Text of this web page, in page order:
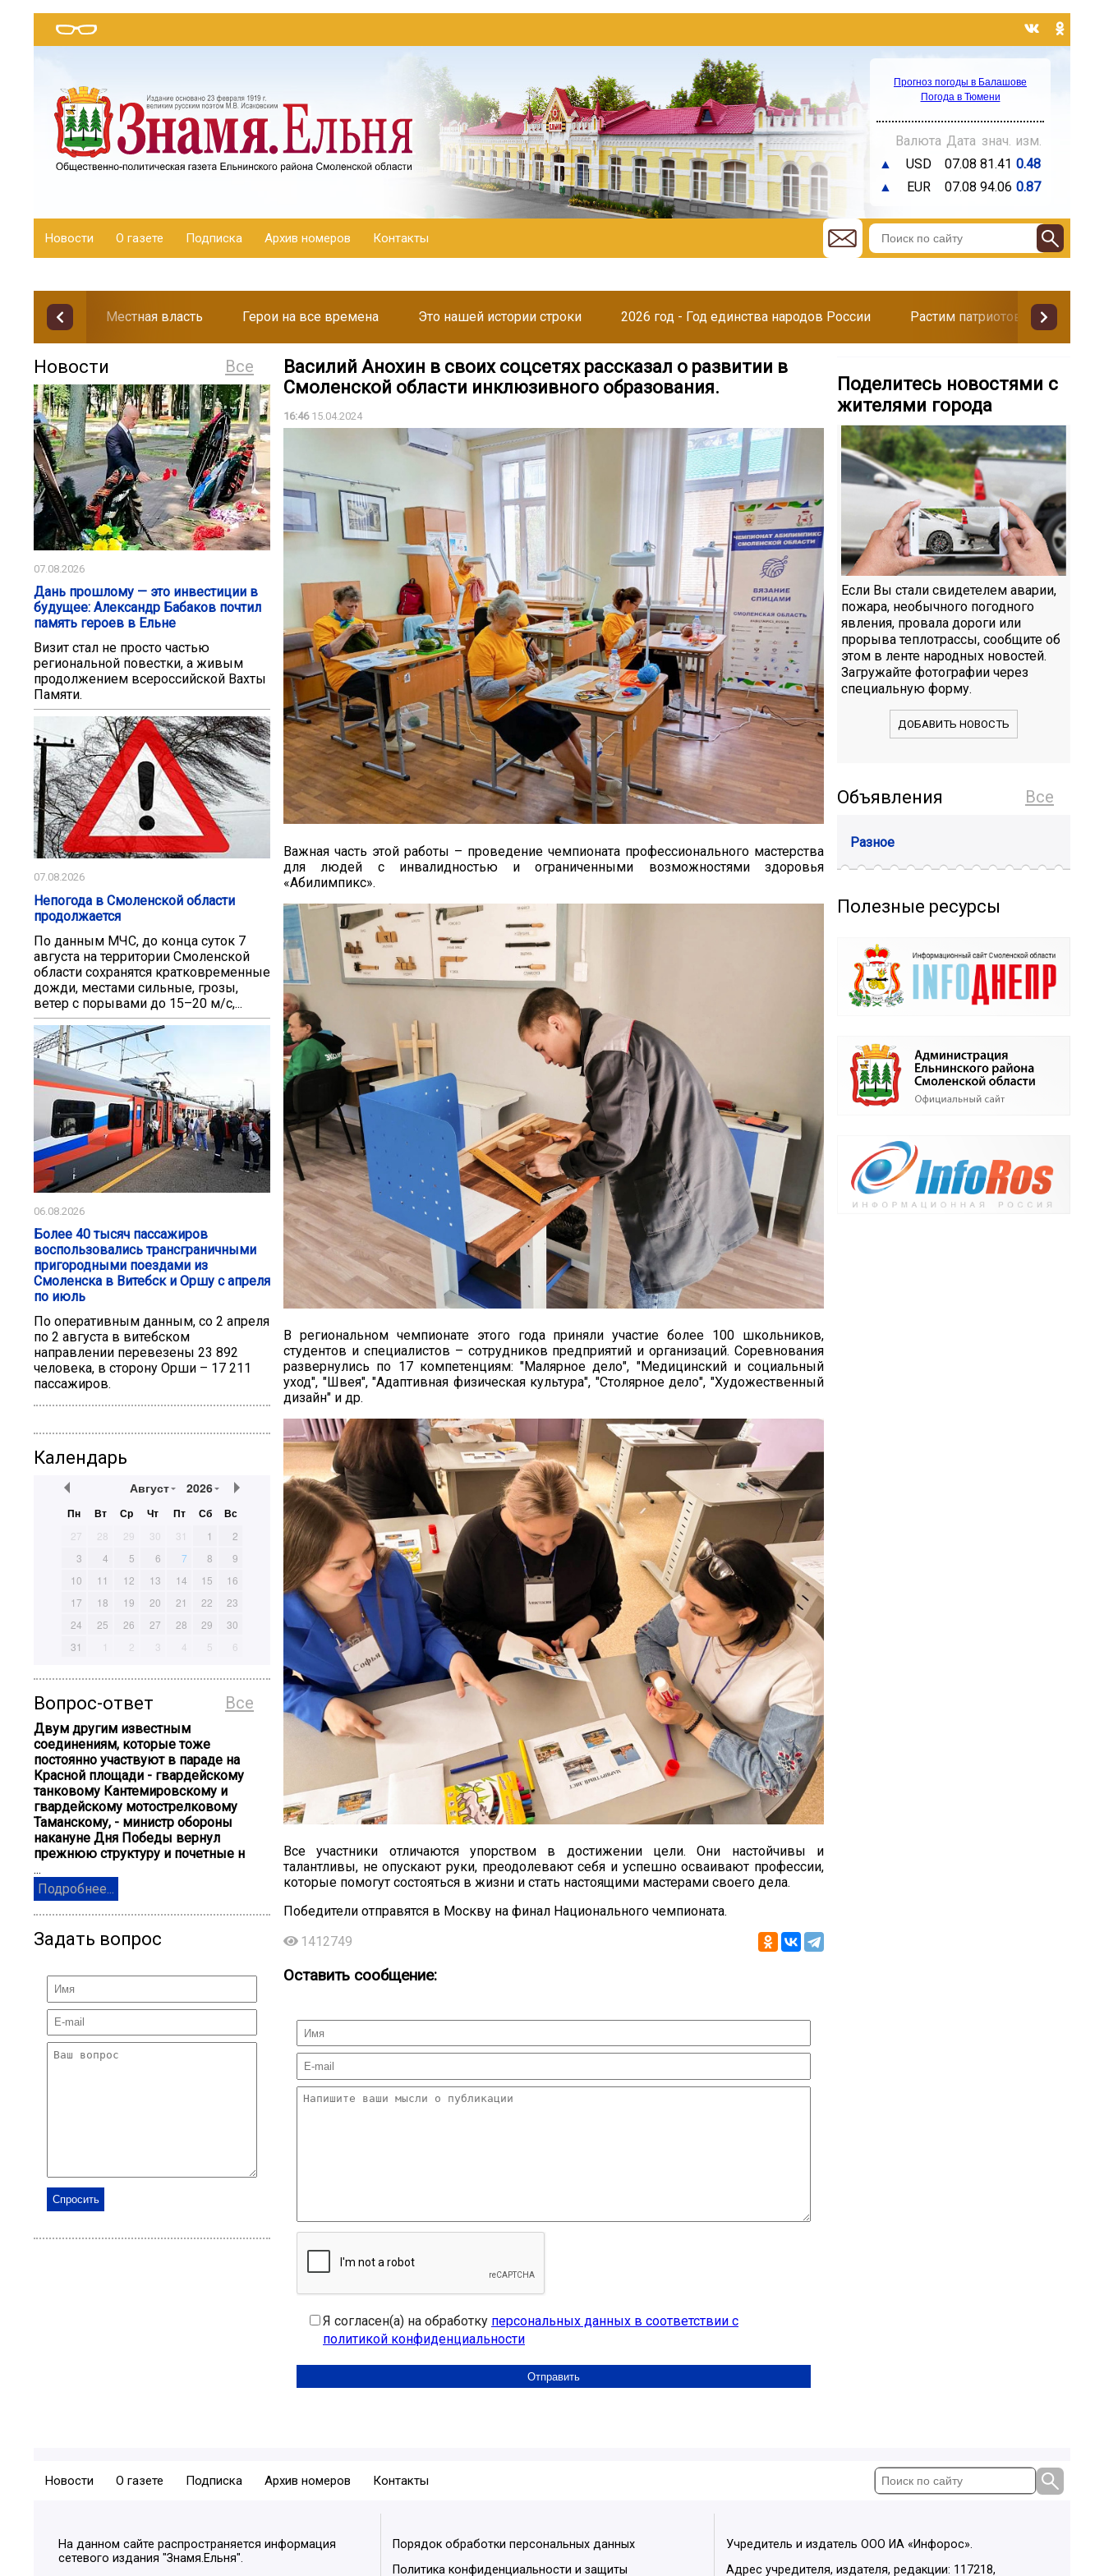
Прогноз погоды в Балашове
Погода в Тюмени
Валюта Дата знач. изм.
▲
USD 07.08 81.41 0.48
▲
EUR 07.08 94.06 0.87
Новости О газете Подписка Архив номеров Контакты
Местная власть Герои на все времена Это нашей истории строки 2026 год - Год единства народов России Растим патриотов
Все
Новости
07.08.2026
Дань прошлому — это инвестиции в
будущее: Александр Бабаков почтил
память героев в Ельне
Визит стал не просто частью
региональной повестки, а живым
продолжением всероссийской Вахты
Памяти.
07.08.2026
Непогода в Смоленской области
продолжается
По данным МЧС, до конца суток 7
августа на территории Смоленской
области сохранятся кратковременные
дожди, местами сильные, грозы,
ветер с порывами до 15–20 м/с,...
06.08.2026
Более 40 тысяч пассажиров
воспользовались трансграничными
пригородными поездами из
Смоленска в Витебск и Оршу с апреля
по июль
По оперативным данным, со 2 апреля
по 2 августа в витебском
направлении перевезены 23 892
человека, в сторону Орши – 17 211
пассажиров.
Календарь
Август 2026
Пн Вт Ср Чт Пт Сб Вс
27 28 29 30 31 1
2
3
4 5 6 7 8
9
10
11 12 13 14 15
16
17
18 19 20 21 22
23
24
25 26 27 28 29
30
31
1 2 3 4 5 6
Все
Вопрос-ответ
Двум другим известным
соединениям, которые тоже
постоянно участвуют в параде на
Красной площади - гвардейскому
танковому Кантемировскому и
гвардейскому мотострелковому
Таманскому, - министр обороны
накануне Дня Победы вернул
прежнюю структуру и почетные н
...
Подробнее...
Задать вопрос
Василий Анохин в своих соцсетях рассказал о развитии в
Смоленской области инклюзивного образования.
16:4615.04.2024
Важная часть этой работы – проведение чемпионата профессионального мастерства
для людей с инвалидностью и ограниченными возможностями здоровья
«Абилимпикс».
В региональном чемпионате этого года приняли участие более 100 школьников,
студентов и специалистов – сотрудников предприятий и организаций. Соревнования
развернулись по 17 компетенциям: "Малярное дело", "Медицинский и социальный
уход", "Швея", "Адаптивная физическая культура", "Столярное дело", "Художественный
дизайн" и др.
Все участники отличаются упорством в достижении цели. Они настойчивы и
талантливы, не опускают руки, преодолевают себя и успешно осваивают профессии,
которые помогут состояться в жизни и стать настоящими мастерами своего дела.
Победители отправятся в Москву на финал Национального чемпионата.
1412749
Оставить сообщение:
Я согласен(а) на обработку персональных данных в соответствии с
политикой конфиденциальности
Поделитесь новостями с
жителями города
Если Вы стали свидетелем аварии,
пожара, необычного погодного
явления, провала дороги или
прорыва теплотрассы, сообщите об
этом в ленте народных новостей.
Загружайте фотографии через
специальную форму.
ДОБАВИТЬ НОВОСТЬ
Все
Объявления
Разное
Полезные ресурсы
Новости О газете Подписка Архив номеров Контакты
На данном сайте распространяется информация
сетевого издания "Знамя.Ельня".
Порядок обработки персональных данных
Политика конфиденциальности и защиты
Учредитель и издатель ООО ИА «Инфорос».
Адрес учредителя, издателя, редакции: 117218,